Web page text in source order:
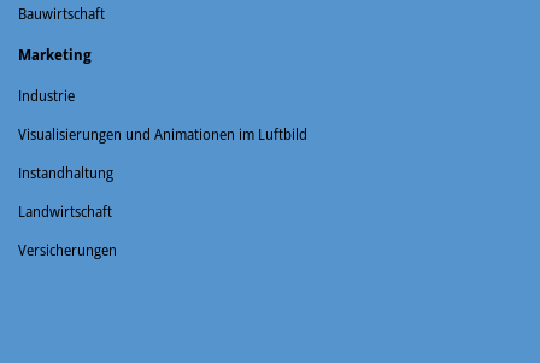
Bauwirtschaft
Marketing
Industrie
Visualisierungen und Animationen im Luftbild
Instandhaltung
Landwirtschaft
Versicherungen